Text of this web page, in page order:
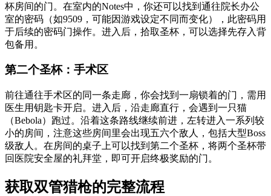
杯房间的门。在室内的Notes中，你还可以找到通往院长办公
室的密码（如9509，可能因游戏设定不同而变化），此密码用
于后续的密码门操作。进入后，拾取圣杯，可以选择先存入背
包备用。
第二个圣杯：手术区
前往通往手术区的同一条走廊，你会找到一扇锁着的门，需用
医生用钥匙卡开启。进入后，沿走廊直行，会遇到一只猫
（Bebola）跑过。沿着这条路线继续前进，左转进入一系列较
小的房间，注意这些房间里会出现五六个敌人，包括大型Boss
级敌人。在房间的桌子上可以找到第二个圣杯，将两个圣杯带
回医院安全屋的礼拜堂，即可开启终极奖励的门。
获取双管猎枪的完整流程